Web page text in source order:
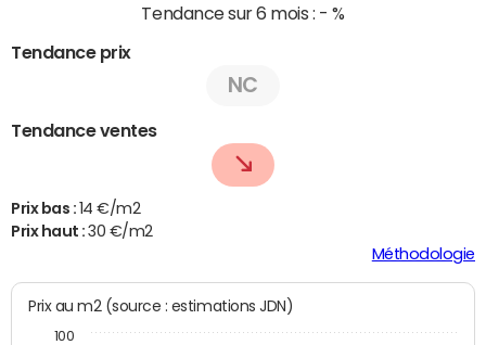
Tendance sur 6 mois : - %
Tendance prix
NC
Tendance ventes
Prix bas : 14 €/m2
Prix haut :30 €/m2
Méthodologie
Prix au m2 (source : estimations JDN)
100